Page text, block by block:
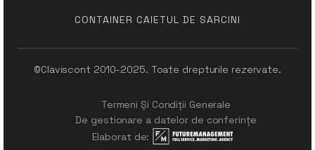
CONTAINER CAIETUL DE SARCINI
©Claviscont 2010-2025. Toate drepturile rezervate.
Termeni Și Condiții Generale
De gestionare a datelor de conferințe
Elaborat de: